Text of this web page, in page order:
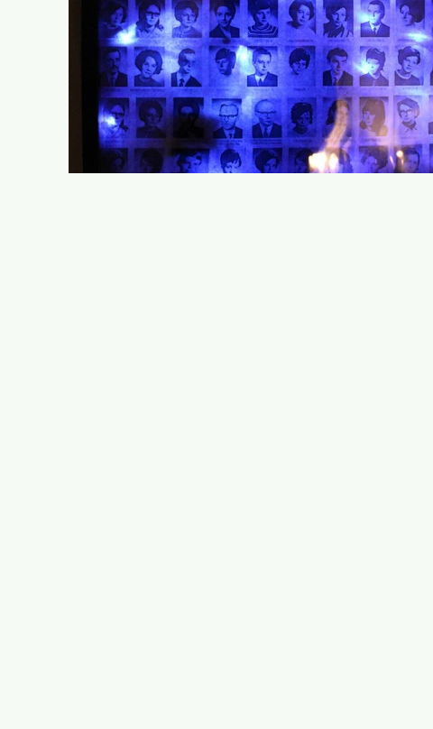
O
O
O dojrzewaniu
O czterech aparatach
O warsztatach i działaniach
O edukacji
O kobietach,
O archiwach
O mapach
O
O kilku